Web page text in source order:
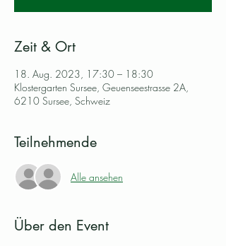
Zeit & Ort
18. Aug. 2023, 17:30 – 18:30
Klostergarten Sursee, Geuenseestrasse 2A,
6210 Sursee, Schweiz
Teilnehmende
Alle ansehen
Über den Event